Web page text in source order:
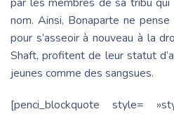
par les membres de sa tribu qui
nom. Ainsi, Bonaparte ne
pour s’asseoir à nouveau à la
Shaft, profitent de leur statut
jeunes comme des sangsues.
[penci_blockquote style=